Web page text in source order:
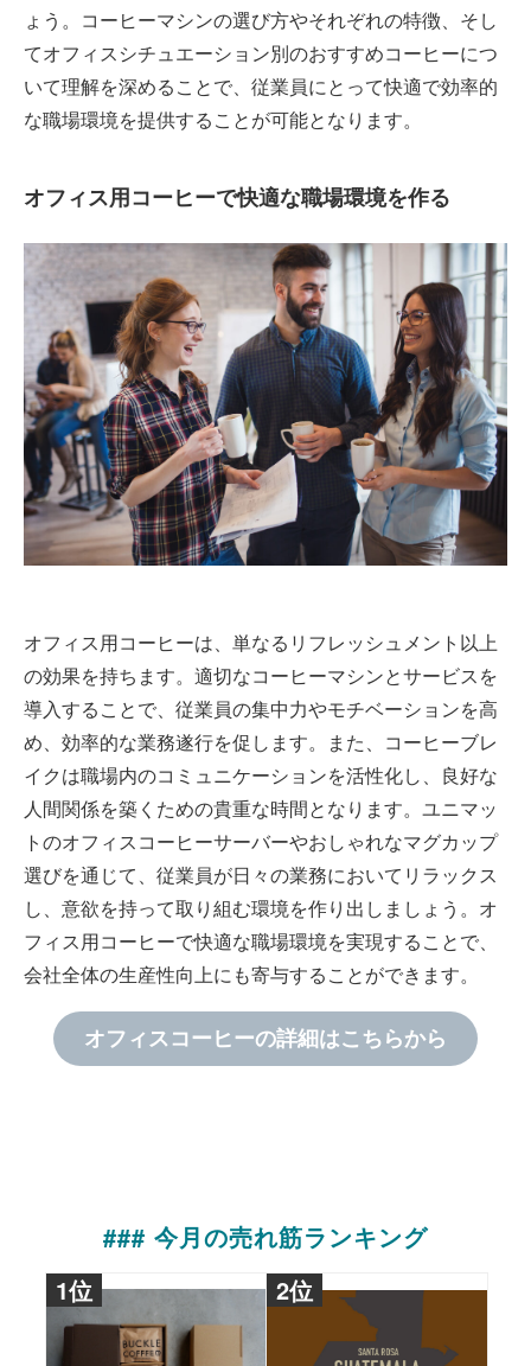
ょう。コーヒーマシンの選び方やそれぞれの特徴、そし
てオフィスシチュエーション別のおすすめコーヒーにつ
いて理解を深めることで、従業員にとって快適で効率的
な職場環境を提供することが可能となります。
オフィス用コーヒーで快適な職場環境を作る
オフィス用コーヒーは、単なるリフレッシュメント以上
の効果を持ちます。適切なコーヒーマシンとサービスを
導入することで、従業員の集中力やモチベーションを高
め、効率的な業務遂行を促します。また、コーヒーブレ
イクは職場内のコミュニケーションを活性化し、良好な
人間関係を築くための貴重な時間となります。ユニマッ
トのオフィスコーヒーサーバーやおしゃれなマグカップ
選びを通じて、従業員が日々の業務においてリラックス
し、意欲を持って取り組む環境を作り出しましょう。オ
フィス用コーヒーで快適な職場環境を実現することで、
会社全体の生産性向上にも寄与することができます。
オフィスコーヒーの詳細はこちらから
### 今月の売れ筋ランキング
1位
2位